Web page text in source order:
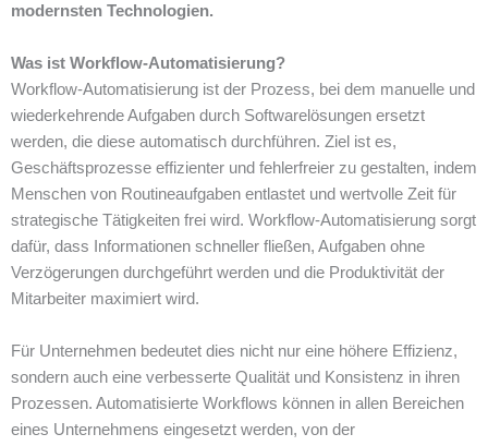
modernsten Technologien.
Was ist Workflow-Automatisierung?
Workflow-Automatisierung ist der Prozess, bei dem manuelle und
wiederkehrende Aufgaben durch Softwarelösungen ersetzt
werden, die diese automatisch durchführen. Ziel ist es,
Geschäftsprozesse effizienter und fehlerfreier zu gestalten, indem
Menschen von Routineaufgaben entlastet und wertvolle Zeit für
strategische Tätigkeiten frei wird. Workflow-Automatisierung sorgt
dafür, dass Informationen schneller fließen, Aufgaben ohne
Verzögerungen durchgeführt werden und die Produktivität der
Mitarbeiter maximiert wird.
Für Unternehmen bedeutet dies nicht nur eine höhere Effizienz,
sondern auch eine verbesserte Qualität und Konsistenz in ihren
Prozessen. Automatisierte Workflows können in allen Bereichen
eines Unternehmens eingesetzt werden, von der